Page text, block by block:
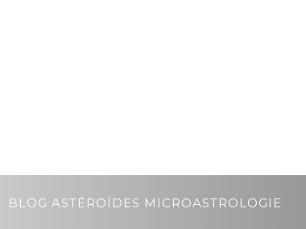
BLOG ASTÉROÏDES MICROASTROLOGIE